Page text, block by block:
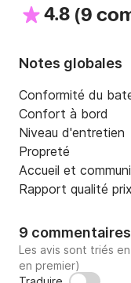
4.8 (9
Notes globales
Conformité du
Confort à bord
Niveau d'entretien
Propreté
Accueil et
Rapport qualité prix
9 commentaires
Les avis sont triés
en premier)